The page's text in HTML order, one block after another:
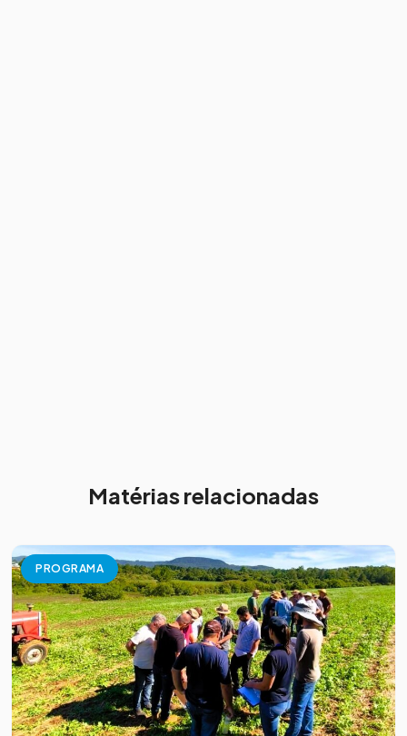
Matérias relacionadas
PROGRAMA